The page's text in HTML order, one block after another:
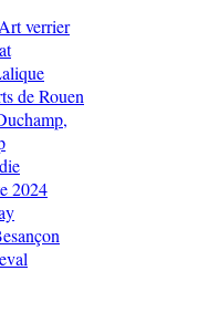
verrier
de Rouen
2024